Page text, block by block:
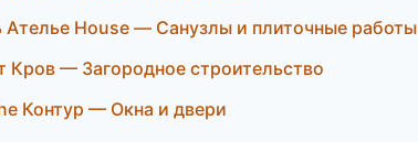
Ателье House — Санузлы и плиточные работы
Кров — Загородное строительство
Контур — Окна и двери